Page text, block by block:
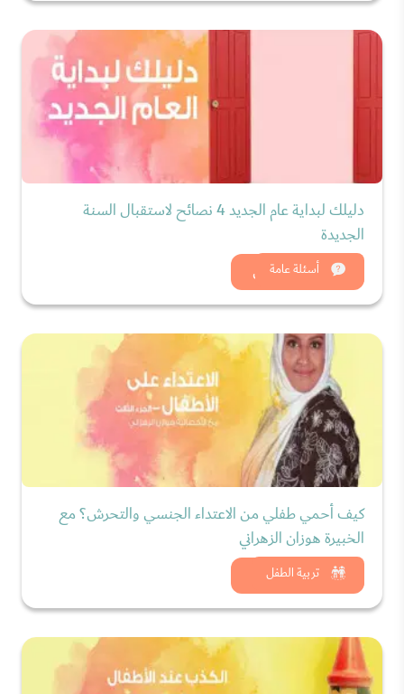
أسئلة عامة
دليلك لبداية عام الجديد 4 نصائح لاستقبال السنة
الجديدة
شاهد الان
تربية الطفل
كيف أحمي طفلي من الاعتداء الجنسي والتحرش؟ مع
الخبيرة هوزان الزهراني
شاهد الان